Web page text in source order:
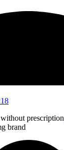
prescription
brand